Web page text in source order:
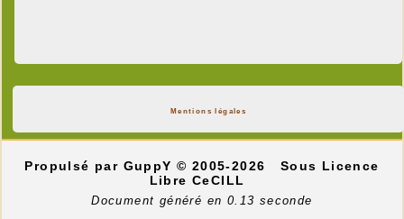
Mentions légales
Propulsé par GuppY© 2005-2026
Sous Licence
Libre CeCILL
Document généré en 0.13 seconde